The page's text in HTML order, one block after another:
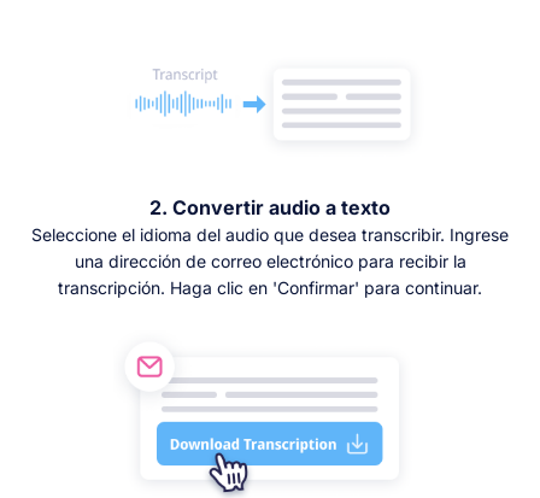
2. Convertir audio a texto
Seleccione el idioma del audio que desea transcribir. Ingrese
una dirección de correo electrónico para recibir la
transcripción. Haga clic en 'Confirmar' para continuar.